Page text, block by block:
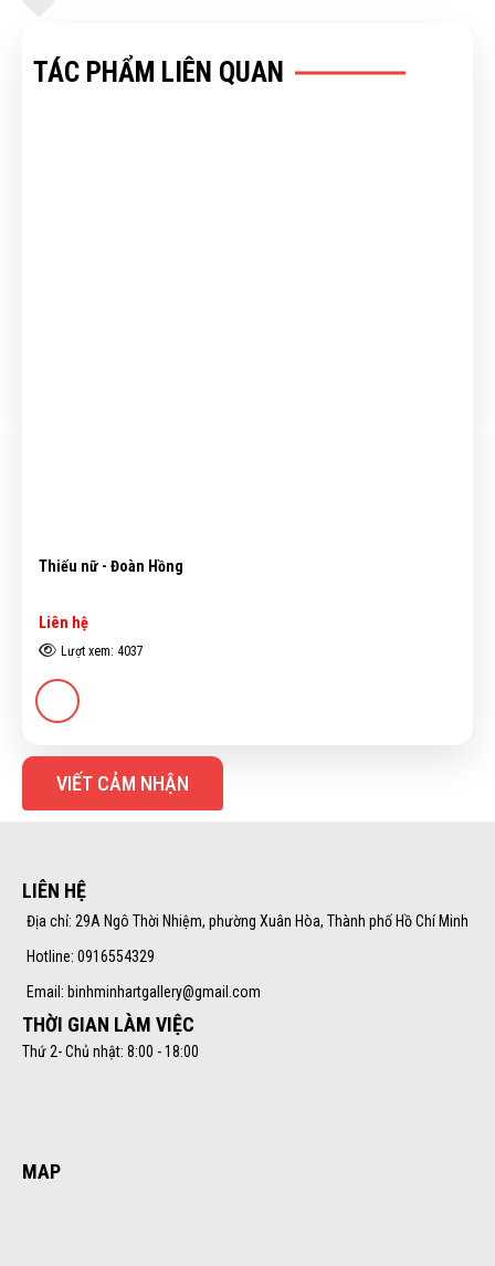
TÁC PHẨM LIÊN QUAN
Thiếu nữ - Đoàn Hồng
Liên hệ
Lượt xem: 4037
VIẾT CẢM NHẬN
LIÊN HỆ
Địa chỉ: 29A Ngô Thời Nhiệm, phường Xuân Hòa, Thành phố Hồ Chí Minh
Hotline: 0916554329
Email: binhminhartgallery@gmail.com
THỜI GIAN LÀM VIỆC
Thứ 2- Chủ nhật: 8:00 - 18:00
MAP